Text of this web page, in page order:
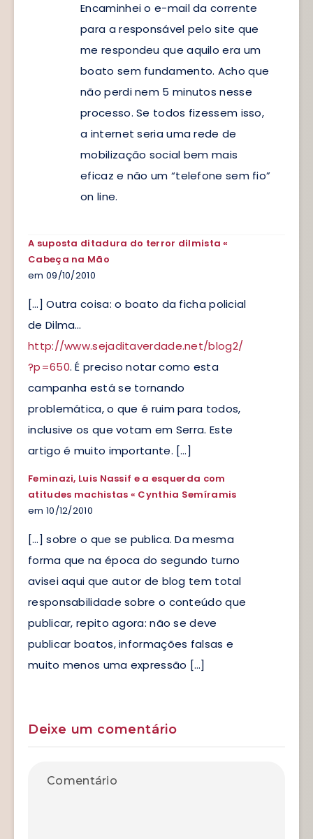
Encaminhei o e-mail da corrente
para a responsável pelo site que
me respondeu que aquilo era um
boato sem fundamento. Acho que
não perdi nem 5 minutos nesse
processo. Se todos fizessem isso,
a internet seria uma rede de
mobilização social bem mais
eficaz e não um “telefone sem fio”
on line.
A suposta ditadura do terror dilmista «
Cabeça na Mão
em 09/10/2010
[…] Outra coisa: o boato da ficha policial
de Dilma…
http://www.sejaditaverdade.net/blog2/
?p=650. É preciso notar como esta
campanha está se tornando
problemática, o que é ruim para todos,
inclusive os que votam em Serra. Este
artigo é muito importante. […]
Feminazi, Luis Nassif e a esquerda com
atitudes machistas « Cynthia Semíramis
em 10/12/2010
[…] sobre o que se publica. Da mesma
forma que na época do segundo turno
avisei aqui que autor de blog tem total
responsabilidade sobre o conteúdo que
publicar, repito agora: não se deve
publicar boatos, informações falsas e
muito menos uma expressão […]
Deixe um comentário